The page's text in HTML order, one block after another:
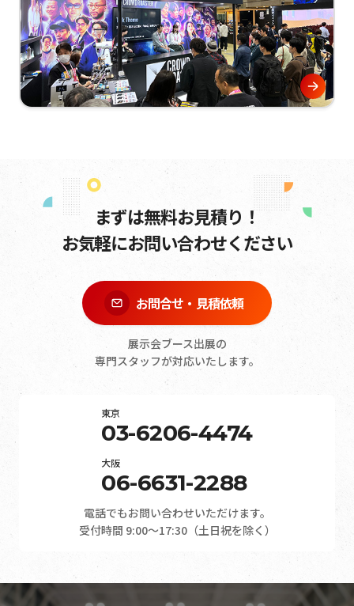
まずは無料お見積り！
お気軽にお問い合わせください
お問合せ・見積依頼
展示会ブース出展の
専門スタッフが対応いたします。
東京
03-6206-4474
大阪
06-6631-2288
電話でもお問い合わせいただけます。
受付時間 9:00～17:30（土日祝を除く）